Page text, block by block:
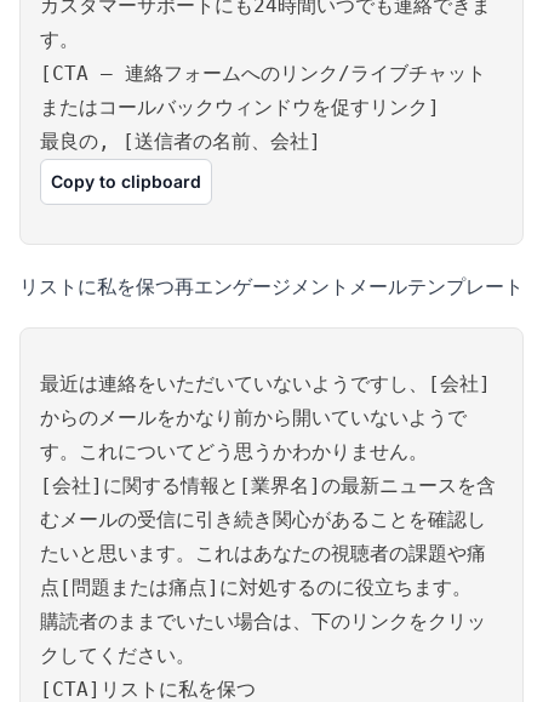
カスタマーサポートにも24時間いつでも連絡できま
す。
[CTA – 連絡フォームへのリンク/ライブチャット
またはコールバックウィンドウを促すリンク]
最良の, [送信者の名前、会社]
Copy to clipboard
リストに私を保つ再エンゲージメントメールテンプレート
最近は連絡をいただいていないようですし、[会社]
からのメールをかなり前から開いていないようで
す。これについてどう思うかわかりません。
[会社]に関する情報と[業界名]の最新ニュースを含
むメールの受信に引き続き関心があることを確認し
たいと思います。これはあなたの視聴者の課題や痛
点[問題または痛点]に対処するのに役立ちます。
購読者のままでいたい場合は、下のリンクをクリッ
クしてください。
[CTA]リストに私を保つ